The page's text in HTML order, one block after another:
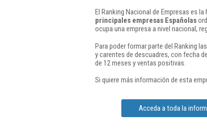
El Ranking Nacional de Empresas es
principales empresas Españolas
ocupa una empresa a nivel nacional,
Para poder formar parte del Ranking
y carentes de descuadres, con fecha
de 12 meses y ventas positivas.
Si quiere más información de esta
Acceda a toda la